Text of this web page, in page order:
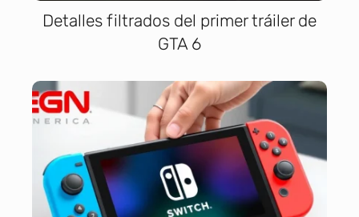
Detalles filtrados del primer tráiler de
GTA 6